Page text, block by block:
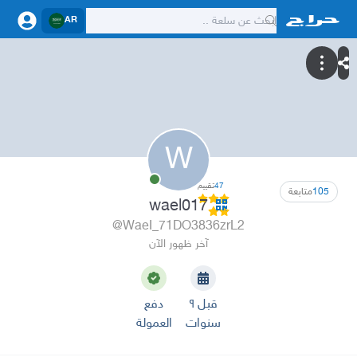
AR
W
105متابعة 47تقييم
wael017
@WaeI_71DO3836zrL2
آخر ظهور الآن
قبل ٩
سنوات
دفع
العمولة